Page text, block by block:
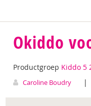
Okiddo
Productgroep Kiddo 5
Caroline Boudry |